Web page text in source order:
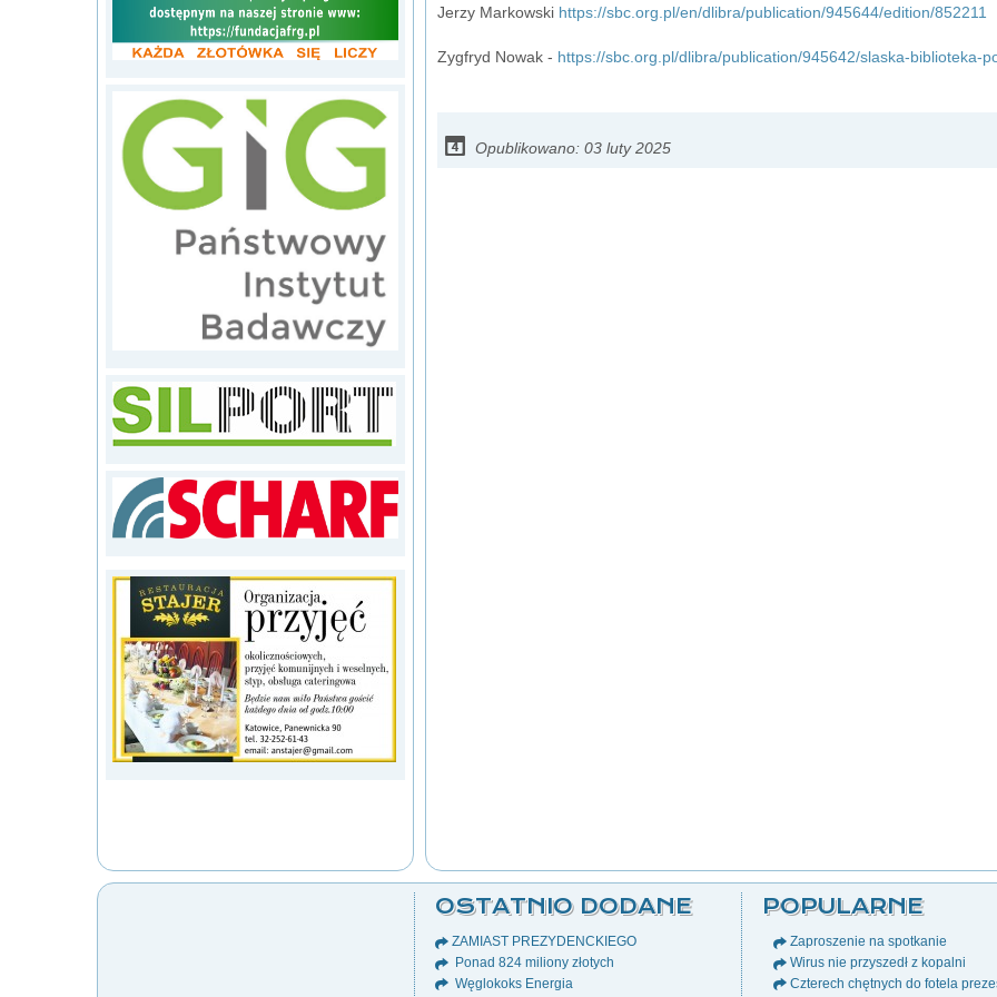
Jerzy Markowski https://sbc.org.pl/en/dlibra/publication/945644/edition/852211
Zygfryd Nowak - https://sbc.org.pl/dlibra/publication/945642/slaska-biblioteka-
Opublikowano: 03 luty 2025
OSTATNIO DODANE
ZAMIAST PREZYDENCKIEGO
Ponad 824 miliony złotych
Węglokoks Energia
POPULARNE
Zaproszenie na spotkanie
Wirus nie przyszedł z kopalni
Czterech chętnych do fotela